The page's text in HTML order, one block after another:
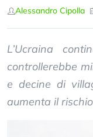
Alessandro Cipolla
L’Ucraina
controllerebbe
e decine di
aumenta il